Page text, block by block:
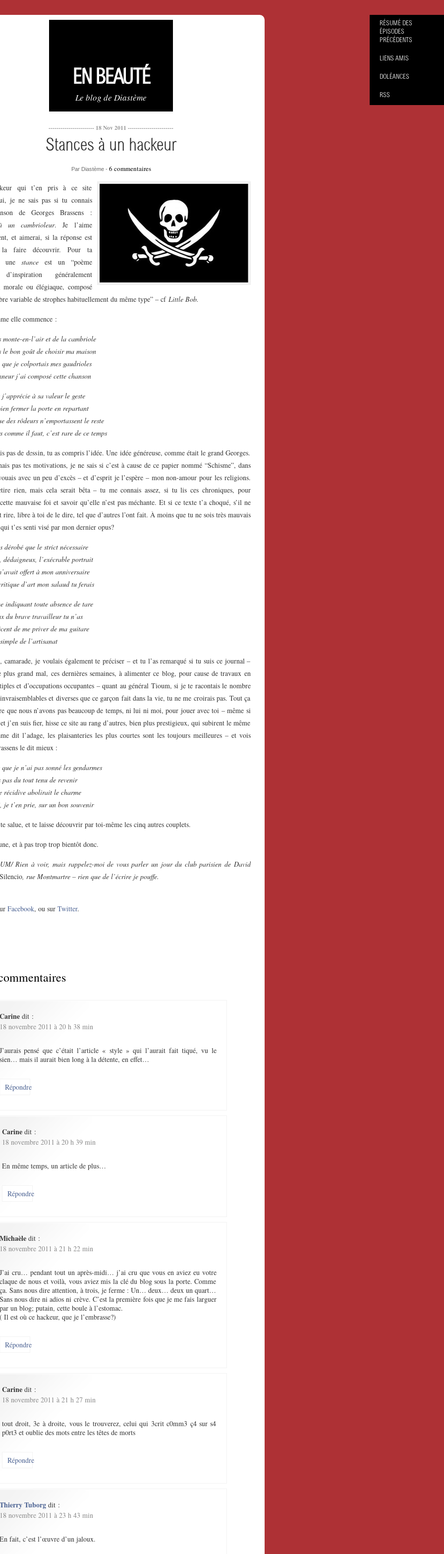
EN BEAUTÉ
Le blog de Diastème
----------------------- 18 Nov 2011 -----------------------
Stances à un hackeur
Par Diastème - 6 commentaires
qui t’en pris à ce site
je ne sais pas si tu connais
de Georges Brassens :
un cambrioleur. Je l’aime
et aimerai, si la réponse est
faire découvrir. Pour ta
une stanceest un “poème
généralement
morale ou élégiaque, composé
variable de strophes habituellement du même type” – cf Little Bob.
elle commence :
monte-en-l’air et de la cambriole
le bon goût de choisir ma maison
que je colportais mes gaudrioles
j’ai composé cette chanson
j’apprécie à sa valeur le geste
fermer la porte en repartant
des rôdeurs n’emportassent le reste
comme il faut, c’est rare de ce temps
pas de dessin, tu as compris l’idée. Une idée généreuse, comme était le grand Georges.
pas tes motivations, je ne sais si c’est à cause de ce papier nommé “Schisme”, dans
avec un peu d’excès – et d’esprit je l’espère – mon non-amour pour les religions.
rien, mais cela serait bêta – tu me connais assez, si tu lis ces chroniques, pour
mauvaise foi et savoir qu’elle n’est pas méchante. Et si ce texte t’a choqué, s’il ne
rire, libre à toi de le dire, tel que d’autres l’ont fait. À moins que tu ne sois très mauvais
t’es senti visé par mon dernier opus?
dérobé que le strict nécessaire
dédaigneux, l’exécrable portrait
offert à mon anniversaire
d’art mon salaud tu ferais
indiquant toute absence de tare
du brave travailleur tu n’as
de me priver de ma guitare
de l’artisanat
camarade, je voulais également te préciser – et tu l’as remarqué si tu suis ce journal –
plus grand mal, ces dernières semaines, à alimenter ce blog, pour cause de travaux en
et d’occupations occupantes – quant au général Tioum, si je te racontais le nombre
et diverses que ce garçon fait dans la vie, tu ne me croirais pas. Tout ça
que nous n’avons pas beaucoup de temps, ni lui ni moi, pour jouer avec toi – même si
j’en suis fier, hisse ce site au rang d’autres, bien plus prestigieux, qui subirent le même
dit l’adage, les plaisanteries les plus courtes sont les toujours meilleures – et vois
le dit mieux :
je n’ai pas sonné les gendarmes
pas du tout tenu de revenir
récidive abolirait le charme
je t’en prie, sur un bon souvenir
salue, et te laisse découvrir par toi-même les cinq autres couplets.
et à pas trop trop bientôt donc.
Rien à voir, mais rappelez-moi de vous parler un jour du club parisien de David
Silencio, rue Montmartre – rien que de l’écrire je pouffe.
Facebook, ou sur Twitter.
Carine dit :
18 novembre 2011 à 20 h 38 min
J’aurais pensé que c’était l’article « style » qui l’aurait fait tiqué, vu le
sien… mais il aurait bien long à la détente, en effet…
Répondre
Carine dit :
18 novembre 2011 à 20 h 39 min
En même temps, un article de plus…
Répondre
Michaèle dit :
18 novembre 2011 à 21 h 22 min
J’ai cru… pendant tout un après-midi… j’ai cru que vous en aviez eu votre
claque de nous et voilà, vous aviez mis la clé du blog sous la porte. Comme
ça. Sans nous dire attention, à trois, je ferme : Un… deux… deux un quart…
Sans nous dire ni adios ni crève. C’est la première fois que je me fais larguer
par un blog; putain, cette boule à l’estomac.
( Il est où ce hackeur, que je l’embrasse?)
Répondre
Carine dit :
18 novembre 2011 à 21 h 27 min
tout droit, 3e à droite, vous le trouverez, celui qui 3crit c0mm3 ç4 sur s4
p0rt3 et oublie des mots entre les têtes de morts
Répondre
Thierry Tuborg dit :
18 novembre 2011 à 23 h 43 min
En fait, c’est l’œuvre d’un jaloux.
RÉSUMÉ DES
ÉPISODES
PRÉCÉDENTS
LIENS AMIS
DOLÉANCES
RSS